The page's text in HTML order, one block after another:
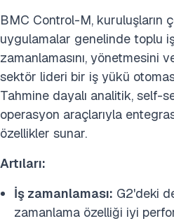
BMC Control-M, kuruluşların
uygulamalar genelinde toplu
zamanlamasını, yönetmesini
sektör lideri bir iş yükü
Tahmine dayalı analitik, self-
operasyon araçlarıyla
özellikler sunar.
Artıları:
İş zamanlaması: G2'deki
zamanlama özelliği iyi